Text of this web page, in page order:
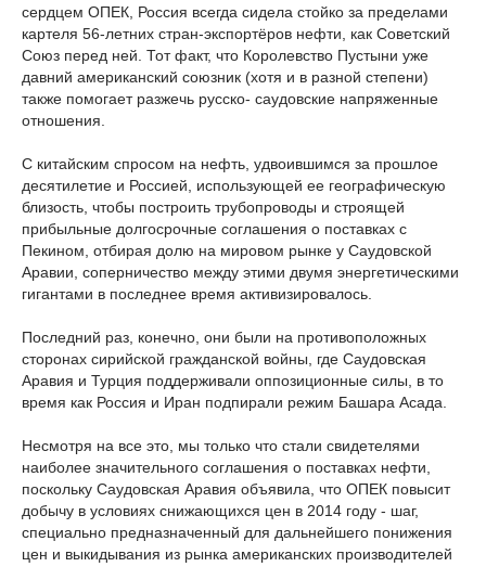
сердцем ОПЕК, Россия всегда сидела стойко за пределами
картеля 56-летних стран-экспортёров нефти, как Советский
Союз перед ней. Тот факт, что Королевство Пустыни уже
давний американский союзник (хотя и в разной степени)
также помогает разжечь русско- саудовские напряженные
отношения.
С китайским спросом на нефть, удвоившимся за прошлое
десятилетие и Россией, использующей ее географическую
близость, чтобы построить трубопроводы и строящей
прибыльные долгосрочные соглашения о поставках с
Пекином, отбирая долю на мировом рынке у Саудовской
Аравии, соперничество между этими двумя энергетическими
гигантами в последнее время активизировалось.
Последний раз, конечно, они были на противоположных
сторонах сирийской гражданской войны, где Саудовская
Аравия и Турция поддерживали оппозиционные силы, в то
время как Россия и Иран подпирали режим Башара Асада.
Несмотря на все это, мы только что стали свидетелями
наиболее значительного соглашения о поставках нефти,
поскольку Саудовская Аравия объявила, что ОПЕК повысит
добычу в условиях снижающихся цен в 2014 году - шаг,
специально предназначенный для дальнейшего понижения
цен и выкидывания из рынка американских производителей